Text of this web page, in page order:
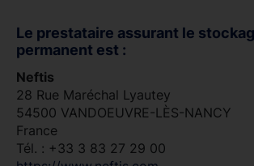
Le prestataire assurant le
permanent est :
Neftis
28 Rue Maréchal Lyautey
54500 VANDOEUVRE-LÈS-NANCY
France
Tél. : +33 3 83 27 29 00